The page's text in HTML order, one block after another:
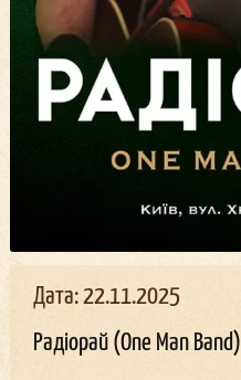
Дата: 22.11.2025
Радіорай (One Man Band)